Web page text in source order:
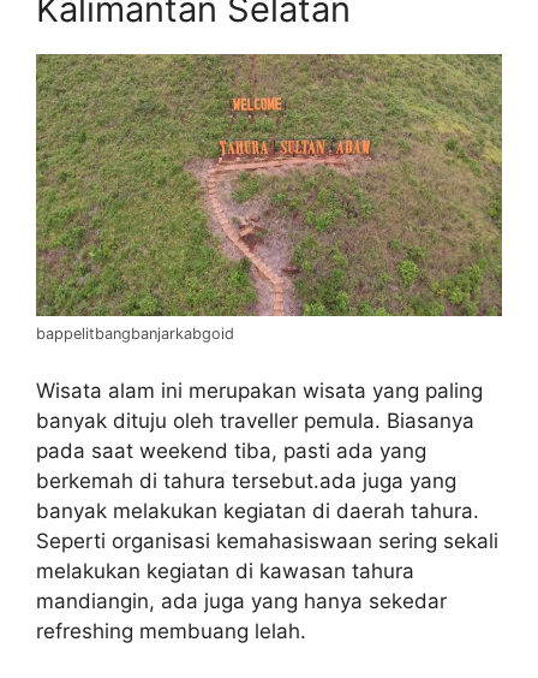
Kalimantan Selatan
bappelitbangbanjarkabgoid
Wisata alam ini merupakan wisata yang paling
banyak dituju oleh traveller pemula. Biasanya
pada saat weekend tiba, pasti ada yang
berkemah di tahura tersebut.ada juga yang
banyak melakukan kegiatan di daerah tahura.
Seperti organisasi kemahasiswaan sering sekali
melakukan kegiatan di kawasan tahura
mandiangin, ada juga yang hanya sekedar
refreshing membuang lelah.